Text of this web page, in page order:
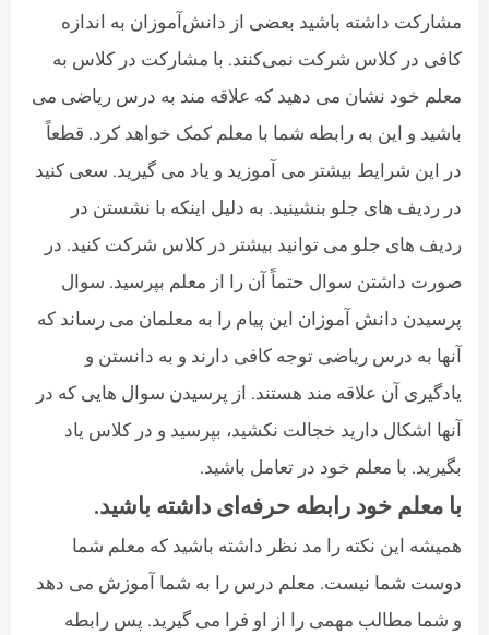
مشارکت داشته باشید بعضی از دانش‌آموزان به اندازه
کافی در کلاس شرکت نمی‌کنند. با مشارکت در کلاس به
معلم خود نشان می دهید که علاقه مند به درس ریاضی می
باشید و این به رابطه شما با معلم کمک خواهد کرد. قطعاً
در این شرایط بیشتر می آموزید و یاد می گیرید. سعی کنید
در ردیف های جلو بنشینید. به دلیل اینکه با نشستن در
ردیف های جلو می توانید بیشتر در کلاس شرکت کنید. در
صورت داشتن سوال حتماً آن را از معلم بپرسید. سوال
پرسیدن دانش آموزان این پیام را به معلمان می رساند که
آنها به درس ریاضی توجه کافی دارند و به دانستن و
یادگیری آن علاقه مند هستند. از پرسیدن سوال هایی که در
آنها اشکال دارید خجالت نکشید، بپرسید و در کلاس یاد
بگیرید. با معلم خود در تعامل باشید.
با معلم خود رابطه حرفه‌ای داشته باشید.
همیشه این نکته را مد نظر داشته باشید که معلم شما
دوست شما نیست. معلم درس را به شما آموزش می‌ دهد
و شما مطالب مهمی را از او فرا می گیرید. پس رابطه